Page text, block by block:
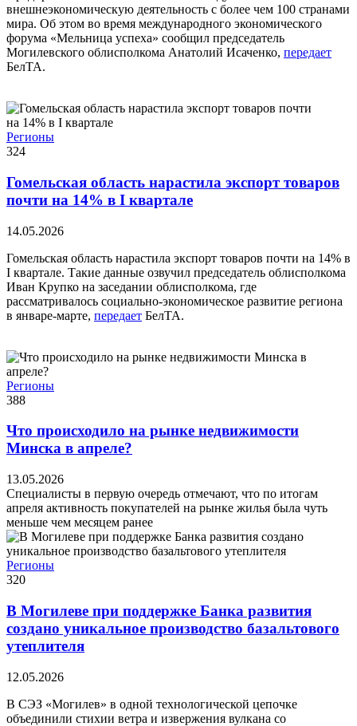
внешнеэкономическую деятельность с более чем 100 странами
мира. Об этом во время международного экономического
форума «Мельница успеха» сообщил председатель
Могилевского облисполкома Анатолий Исаченко, передает
БелТА.
Регионы
324
Гомельская область нарастила экспорт товаров
почти на 14% в I квартале
14.05.2026
Гомельская область нарастила экспорт товаров почти на 14% в
I квартале. Такие данные озвучил председатель облисполкома
Иван Крупко на заседании облисполкома, где
рассматривалось социально-экономическое развитие региона
в январе-марте, передает БелТА.
Регионы
388
Что происходило на рынке недвижимости
Минска в апреле?
13.05.2026
Специалисты в первую очередь отмечают, что по итогам
апреля активность покупателей на рынке жилья была чуть
меньше чем месяцем ранее
Регионы
320
В Могилеве при поддержке Банка развития
создано уникальное производство базальтового
утеплителя
12.05.2026
В СЭЗ «Могилев» в одной технологической цепочке
объединили стихии ветра и извержения вулкана со